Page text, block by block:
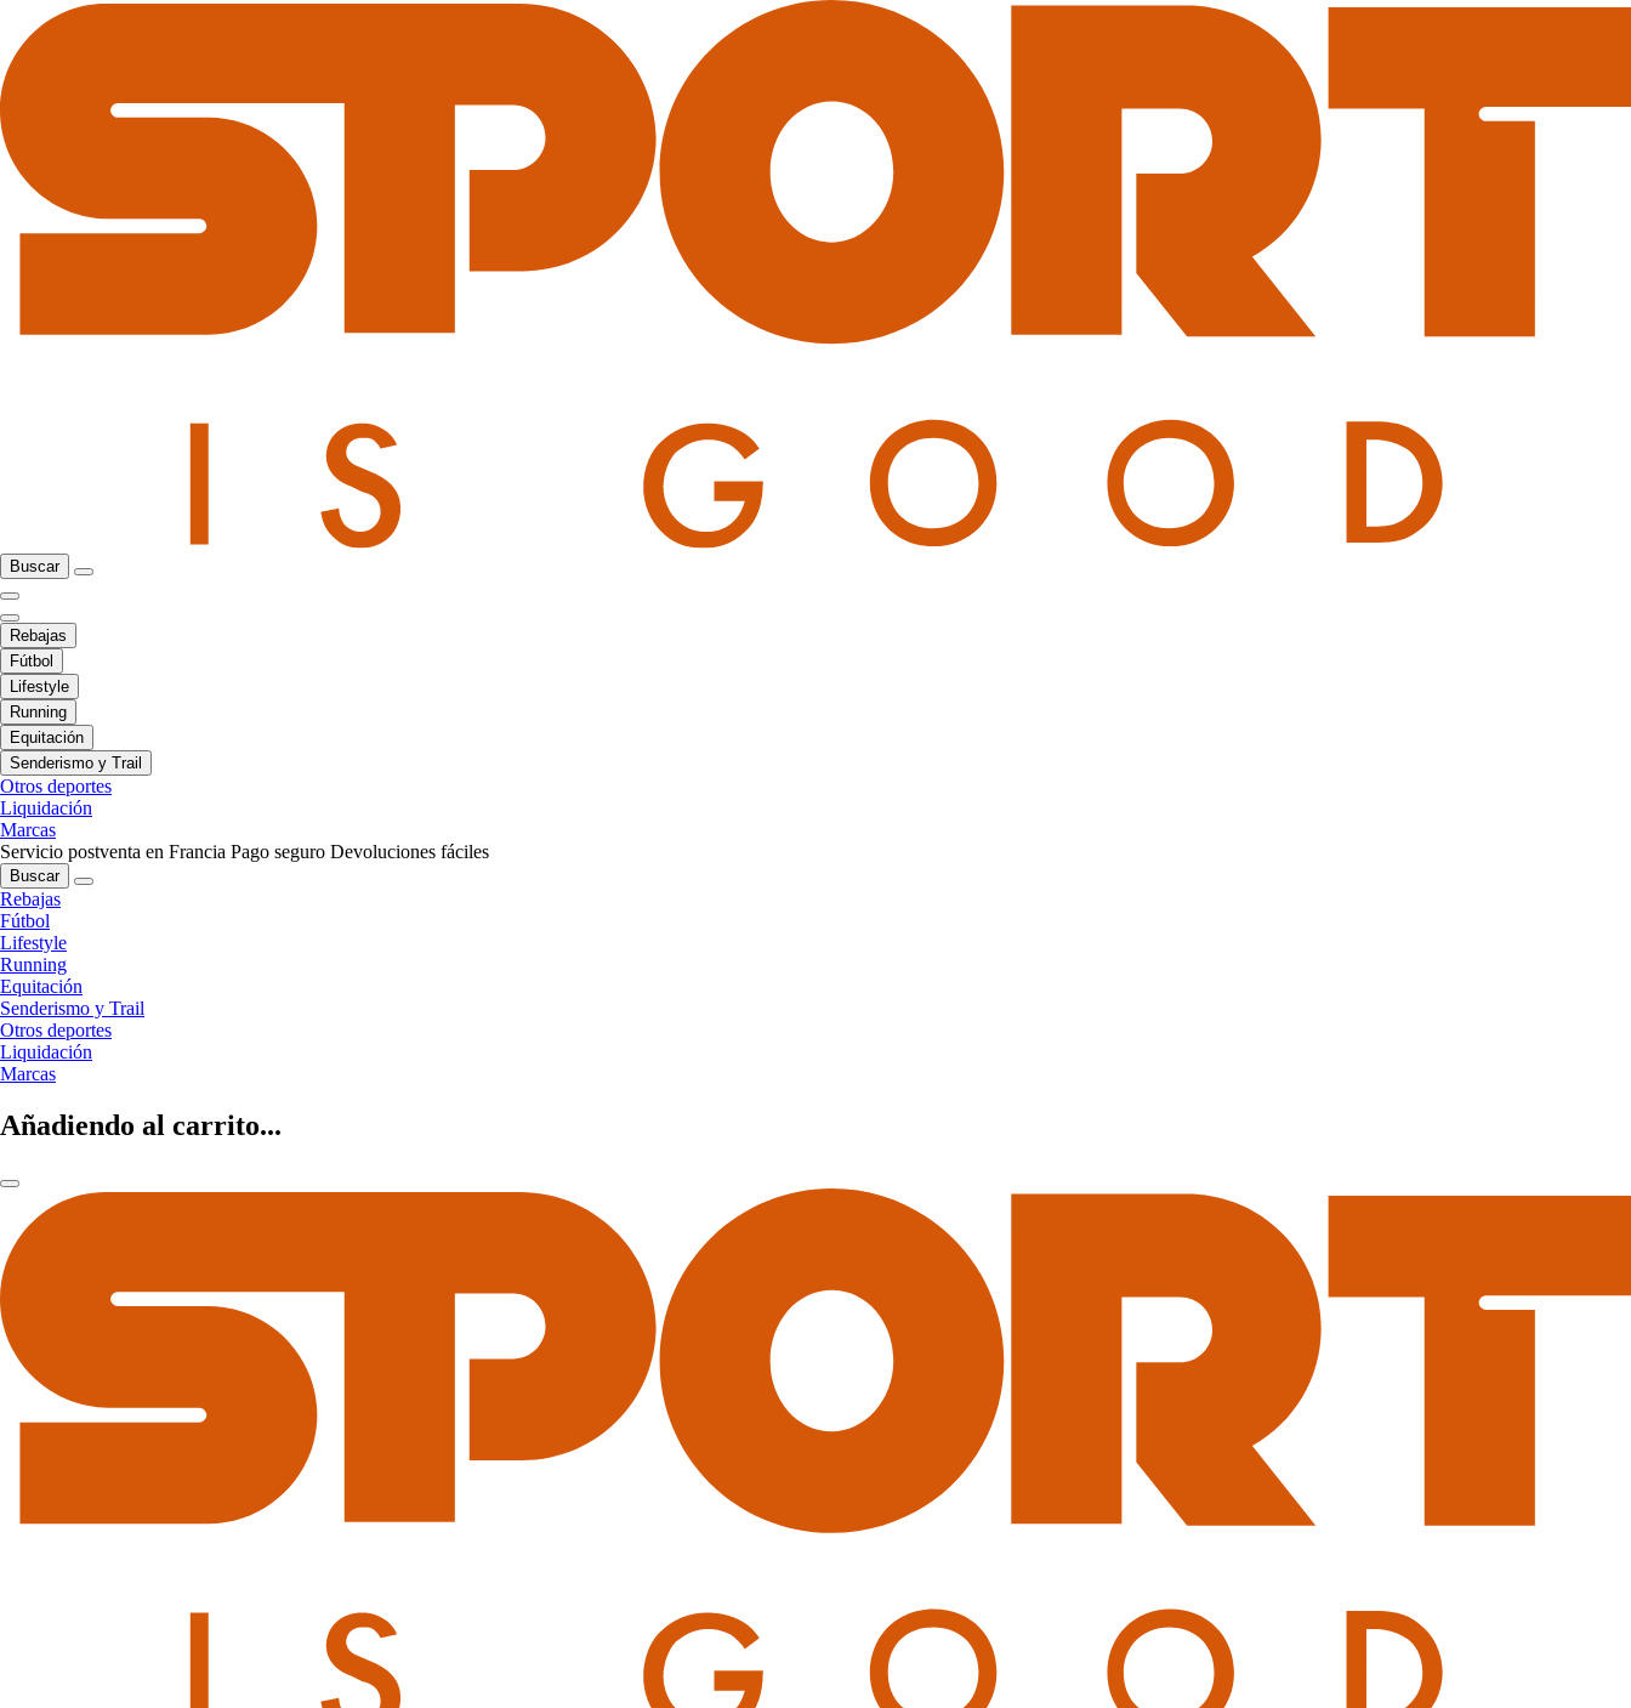
Buscar
Rebajas
Fútbol
Lifestyle
Running
Equitación
Senderismo y Trail
Otros deportes
Liquidación
Marcas
Servicio postventa en Francia Pago seguro Devoluciones fáciles
Buscar
Rebajas
Fútbol
Lifestyle
Running
Equitación
Senderismo y Trail
Otros deportes
Liquidación
Marcas
Añadiendo al carrito...